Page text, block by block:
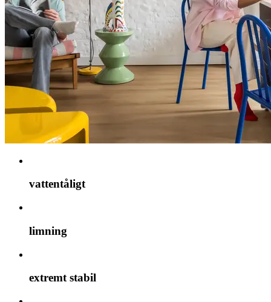
vattentåligt
limning
extremt stabil